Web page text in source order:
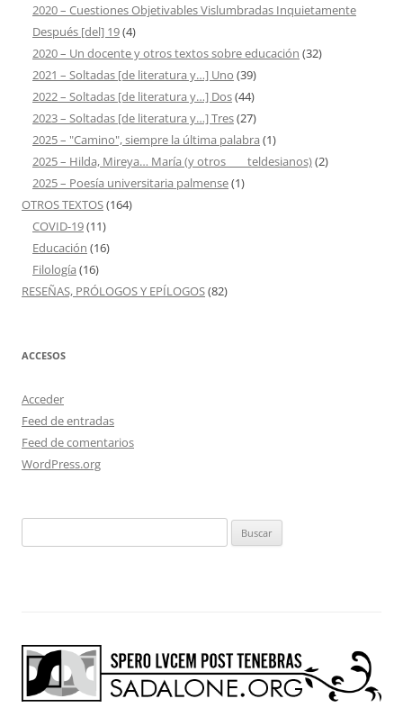
2020 – Cuestiones Objetivables Vislumbradas Inquietamente
Después [del] 19(4)
2020 – Un docente y otros textos sobre educación (32)
2021 – Soltadas [de literatura y…] Uno (39)
2022 – Soltadas [de literatura y…] Dos(44)
2023 – Soltadas [de literatura y…] Tres(27)
2025 – "Camino", siempre la última palabra (1)
2025 – Hilda, Mireya… María (y otros ___ teldesianos)(2)
2025 – Poesía universitaria palmense(1)
OTROS TEXTOS(164)
COVID-19(11)
Educación (16)
Filología (16)
RESEÑAS, PRÓLOGOS Y EPÍLOGOS(82)
ACCESOS
Acceder
Feed de entradas
Feed de comentarios
WordPress.org